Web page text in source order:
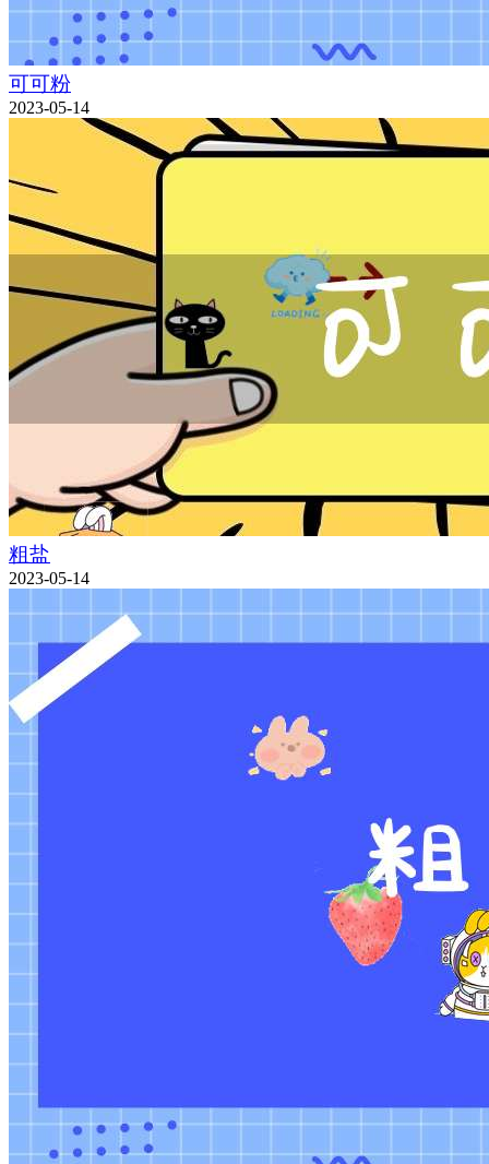
可可粉
2023-05-14
粗盐
2023-05-14